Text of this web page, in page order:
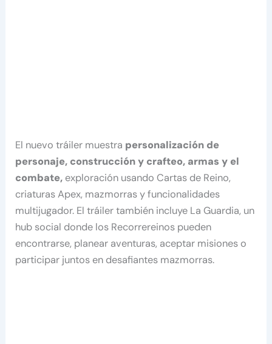
El nuevo tráiler muestra personalización de
personaje, construcción y crafteo, armas y el
combate, exploración usando Cartas de Reino,
criaturas Apex, mazmorras y funcionalidades
multijugador. El tráiler también incluye La Guardia, un
hub social donde los Recorrereinos pueden
encontrarse, planear aventuras, aceptar misiones o
participar juntos en desafiantes mazmorras.